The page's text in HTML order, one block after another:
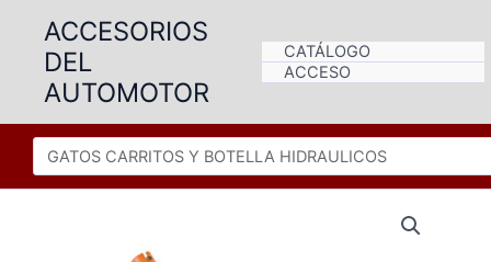
contenido
ACCESORIOS
DEL
AUTOMOTOR
CATÁLOGO
ACCESO